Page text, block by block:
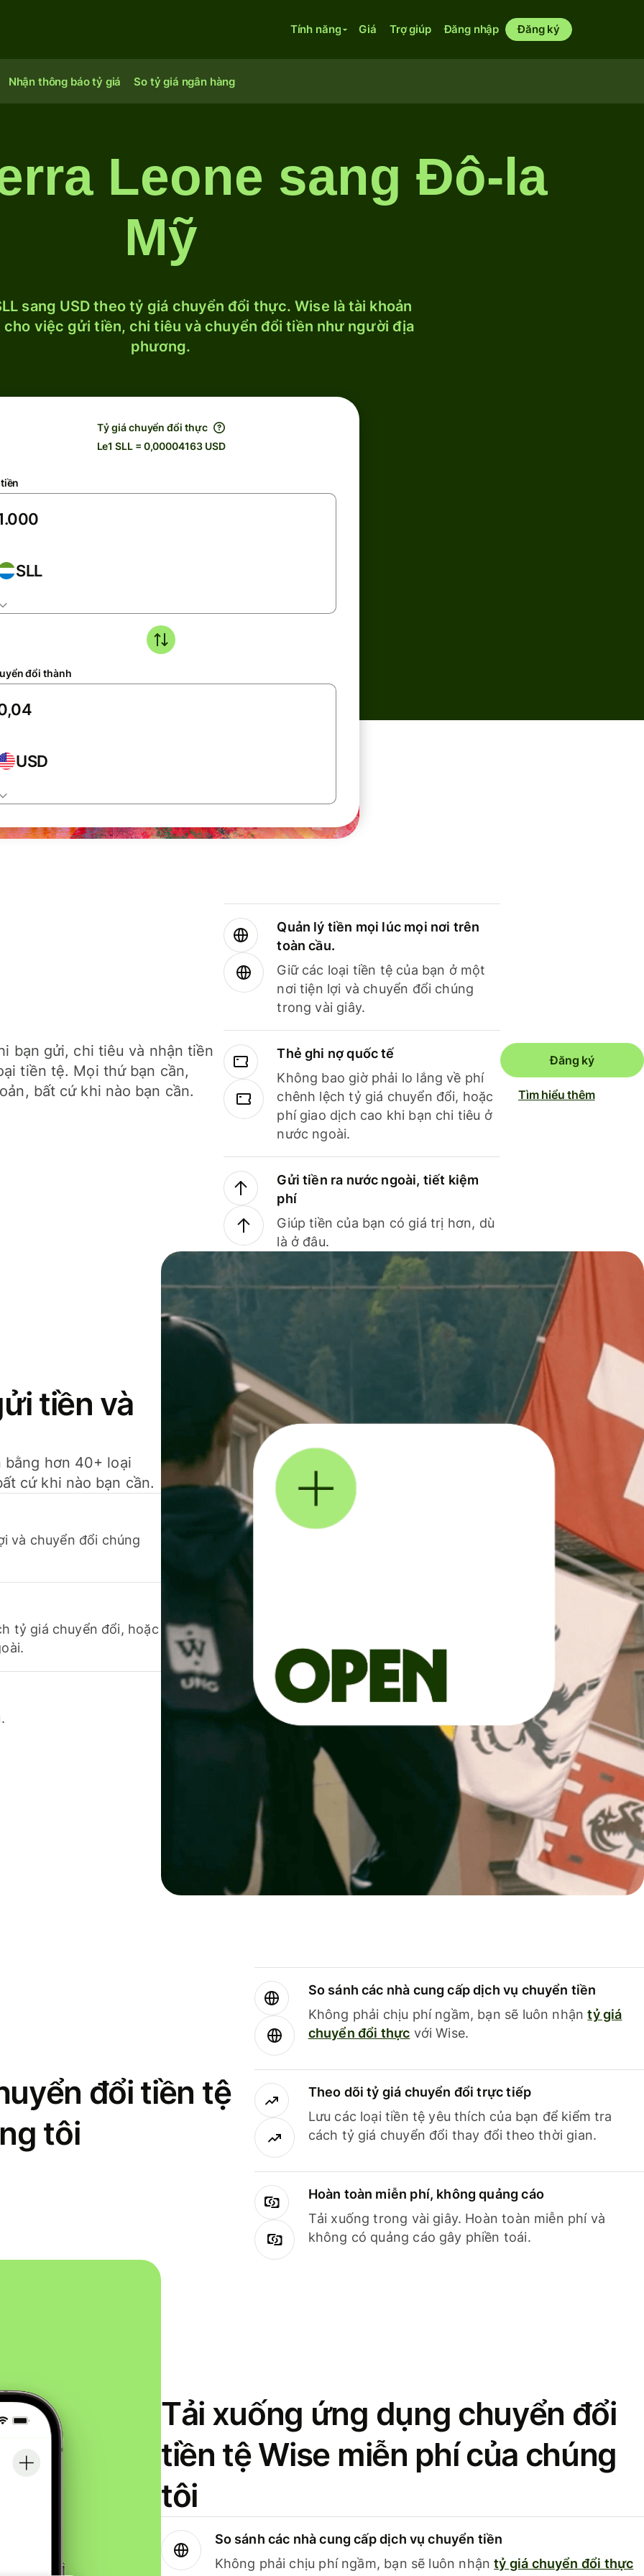
Tính năng Giá Trợ giúp Đăng nhập Đăng ký
Nhận thông báo tỷ giá So tỷ giá ngân hàng
Leone sang Đô-la
Mỹ
sang USD theo tỷ giá chuyển đổi thực. Wise là tài khoản
việc gửi tiền, chi tiêu và chuyển đổi tiền như người địa
phương.
Tỷ giá chuyển đổi thực
Le1 SLL = 0,00004163 USD
SLL
đổi thành
USD
bạn gửi, chi tiêu và nhận tiền
tiền tệ. Mọi thứ bạn cần,
bất cứ khi nào bạn cần.
Quản lý tiền mọi lúc mọi nơi trên
toàn cầu.
Giữ các loại tiền tệ của bạn ở một
nơi tiện lợi và chuyển đổi chúng
trong vài giây.
Thẻ ghi nợ quốc tế
Không bao giờ phải lo lắng về phí
chênh lệch tỷ giá chuyển đổi, hoặc
phí giao dịch cao khi bạn chi tiêu ở
nước ngoài.
Gửi tiền ra nước ngoài, tiết kiệm
phí
Giúp tiền của bạn có giá trị hơn, dù
là ở đâu.
Đăng ký
Tìm hiểu thêm
tiền và
hơn 40+ loại
cứ khi nào bạn cần.
và chuyển đổi chúng
tỷ giá chuyển đổi, hoặc
đổi tiền tệ
tôi
So sánh các nhà cung cấp dịch vụ chuyển tiền
Không phải chịu phí ngầm, bạn sẽ luôn nhậntỷ giá
chuyển đổi thực với Wise.
Theo dõi tỷ giá chuyển đổi trực tiếp
Lưu các loại tiền tệ yêu thích của bạn để kiểm tra
cách tỷ giá chuyển đổi thay đổi theo thời gian.
Hoàn toàn miễn phí, không quảng cáo
Tải xuống trong vài giây. Hoàn toàn miễn phí và
không có quảng cáo gây phiền toái.
Tải xuống ứng dụng chuyển đổi
tiền tệ Wise miễn phí của chúng
tôi
So sánh các nhà cung cấp dịch vụ chuyển tiền
Không phải chịu phí ngầm, bạn sẽ luôn nhậntỷ giá chuyển đổi thực